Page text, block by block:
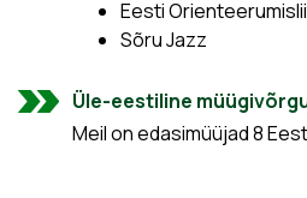
Eesti
Sõru Jazz
Üle-eestiline
Meil on edasimüüjad 8